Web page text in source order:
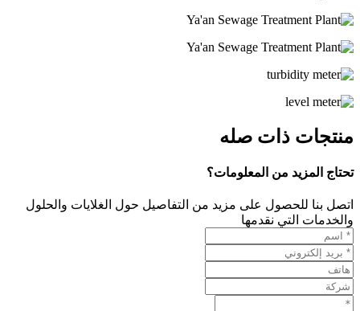
منتجات ذات صله
تحتاج المزيد من المعلومات؟
اتصل بنا للحصول على مزيد من التفاصيل حول الغلايات والحلول
والخدمات التي نقدمها